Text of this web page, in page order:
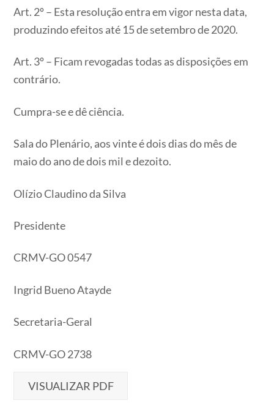
Art. 2º – Esta resolução entra em vigor nesta data,
produzindo efeitos até 15 de setembro de 2020.
Art. 3º – Ficam revogadas todas as disposições em
contrário.
Cumpra-se e dê ciência.
Sala do Plenário, aos vinte é dois dias do mês de
maio do ano de dois mil e dezoito.
Olízio Claudino da Silva
Presidente
CRMV-GO 0547
Ingrid Bueno Atayde
Secretaria-Geral
CRMV-GO 2738
VISUALIZAR PDF